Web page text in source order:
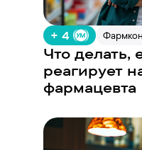
+ 4
Что делать,
реагирует
фармацевта